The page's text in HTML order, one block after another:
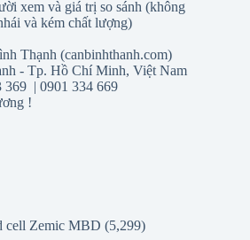
Thạnh (canbinhthanh.com)
369 | 0901 334 669
!